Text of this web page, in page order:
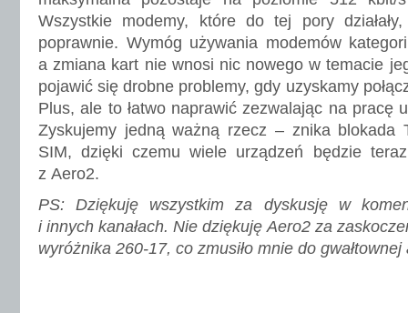
Wszystkie modemy, które do tej pory
poprawnie. Wymóg używania modemów
a zmiana kart nie wnosi nic nowego w temacie
pojawić się drobne problemy, gdy uzyskamy
Plus, ale to łatwo naprawić zezwalając na pracę
Zyskujemy jedną ważną rzecz – znika blokada
SIM, dzięki czemu wiele urządzeń będzie teraz
z Aero2.
PS: Dziękuję wszystkim za dyskusję w
i innych kanałach. Nie dziękuję Aero2 za
wyróżnika 260-17, co zmusiło mnie do